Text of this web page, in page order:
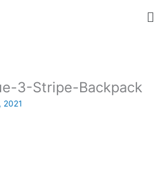
3-Stripe-Backpack
2021